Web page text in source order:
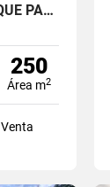
LOTE EN LA CEJA A 7 MIN DEL PARQUE PARA DESARROLLO INMOBILIARIO
250
Área m2
Venta